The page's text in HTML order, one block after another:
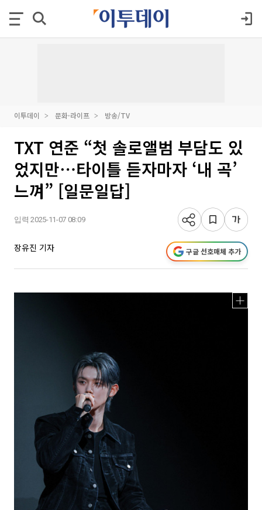
이투데이 문화·라이프 방송/TV
TXT 연준 “첫 솔로앨범 부담도 있
었지만⋯타이틀 듣자마자 ‘내 곡’
느껴” [일문일답]
입력 2025-11-07 08:09
장유진 기자 구글 선호매체 추가